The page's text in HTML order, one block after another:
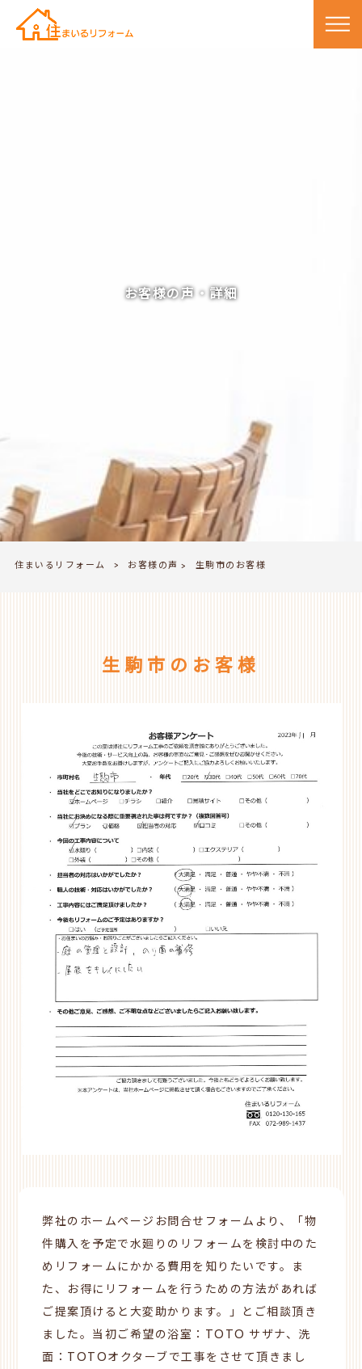
お客様の声・詳細
住まいるリフォーム > お客様の声 > 生駒市のお客様
生駒市のお客様
弊社のホームページお問合せフォームより、「物
件購入を予定で水廻りのリフォームを検討中のた
めリフォームにかかる費用を知りたいです。ま
た、お得にリフォームを行うための方法があれば
ご提案頂けると大変助かります。」とご相談頂き
ました。当初ご希望の浴室： TOTO サザナ、洗
面：TOTOオクターブで工事をさせて頂きまし